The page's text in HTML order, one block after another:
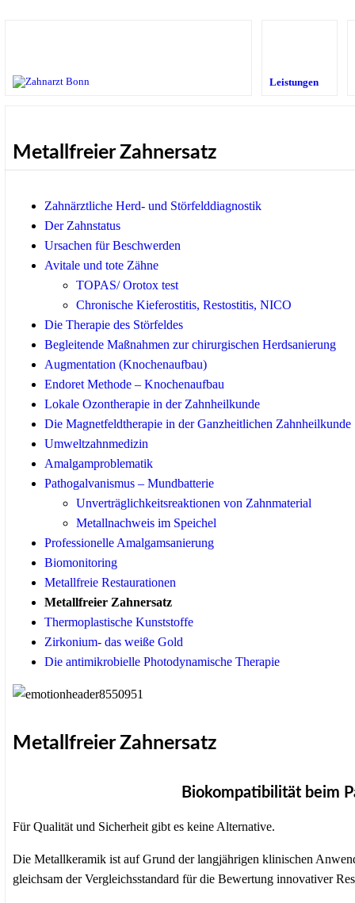
Leistungen
Metallfreier Zahnersatz
Zahnärztliche Herd- und Störfelddiagnostik
Der Zahnstatus
Ursachen für Beschwerden
Avitale und tote Zähne
TOPAS/ Orotox test
Chronische Kieferostitis, Restostitis, NICO
Die Therapie des Störfeldes
Begleitende Maßnahmen zur chirurgischen Herdsanierung
Augmentation (Knochenaufbau)
Endoret Methode – Knochenaufbau
Lokale Ozontherapie in der Zahnheilkunde
Die Magnetfeldtherapie in der Ganzheitlichen Zahnheilkunde
Umweltzahnmedizin
Amalgamproblematik
Pathogalvanismus – Mundbatterie
Unverträglichkeitsreaktionen von Zahnmaterial
Metallnachweis im Speichel
Professionelle Amalgamsanierung
Biomonitoring
Metallfreie Restaurationen
Metallfreier Zahnersatz
Thermoplastische Kunststoffe
Zirkonium- das weiße Gold
Die antimikrobielle Photodynamische Therapie
Metallfreier Zahnersatz
Biokompatibilität beim
Für Qualität und Sicherheit gibt es keine Alternative.
Die Metallkeramik ist auf Grund der langjährigen klinischen
gleichsam der Vergleichsstandard für die Bewertung innovativer